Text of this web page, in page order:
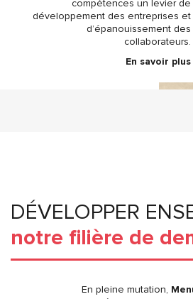
compétences un levier de
développement des entreprises et
d’épanouissement des
collaborateurs.
En savoir plus
DÉVELOPPER
notre filière de
En pleine mutation,